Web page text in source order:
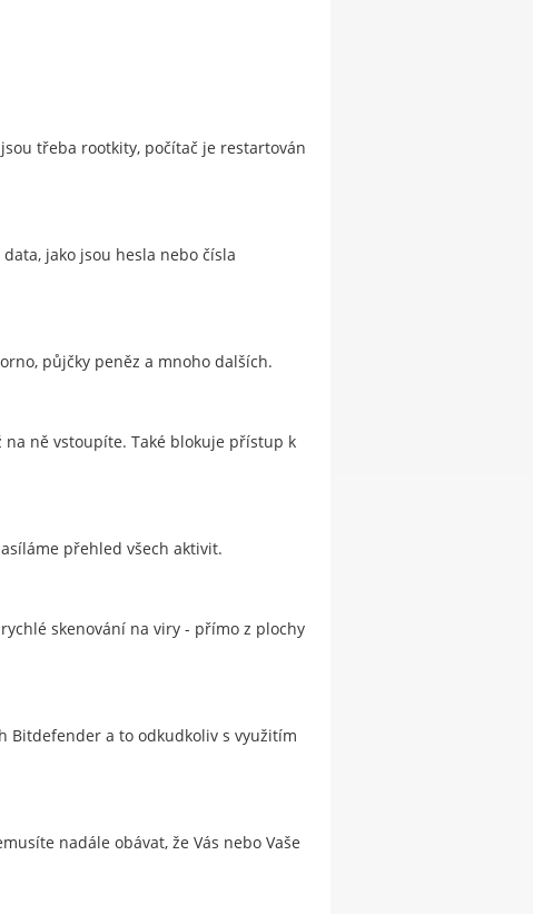
třeba rootkity, počítač je restartován
jako jsou hesla nebo čísla
půjčky peněz a mnoho dalších.
ně vstoupíte. Také blokuje přístup k
přehled všech aktivit.
skenování na viry - přímo z plochy
Bitdefender a to odkudkoliv s využitím
nadále obávat, že Vás nebo Vaše